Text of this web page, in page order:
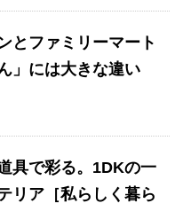
とファミリーマート
」には大きな違い
具で彩る。1DKの一
リア［私らしく暮ら